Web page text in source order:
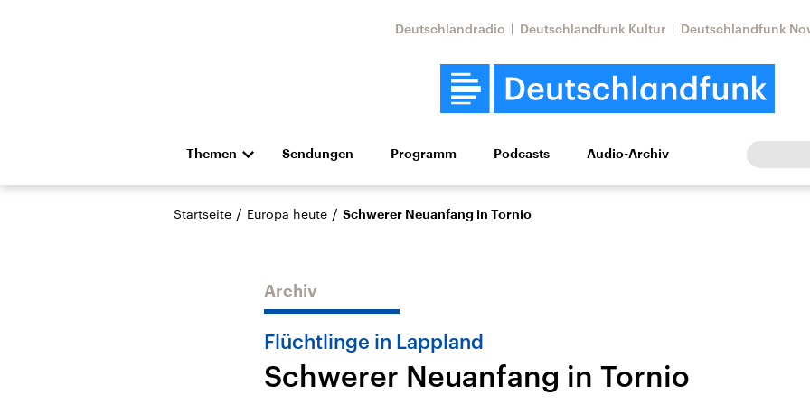
Deutschlandradio Deutschlandfunk Kultur Deutschlandfunk
Themen
Die Nachrichten Politik Wirtschaft Wissen Kultur Europa
Hörspiel und Feature Musik
Landtagswahl Sachsen-
USA
Nahostkonflikt
Aktuelle Lage und
Iran
Sendungen Programm Podcasts Audio-Archiv
Startseite / Europa heute / Schwerer Neuanfang in Tornio
Archiv
Flüchtlinge in Lappland
Schwerer Neuanfang in Tornio